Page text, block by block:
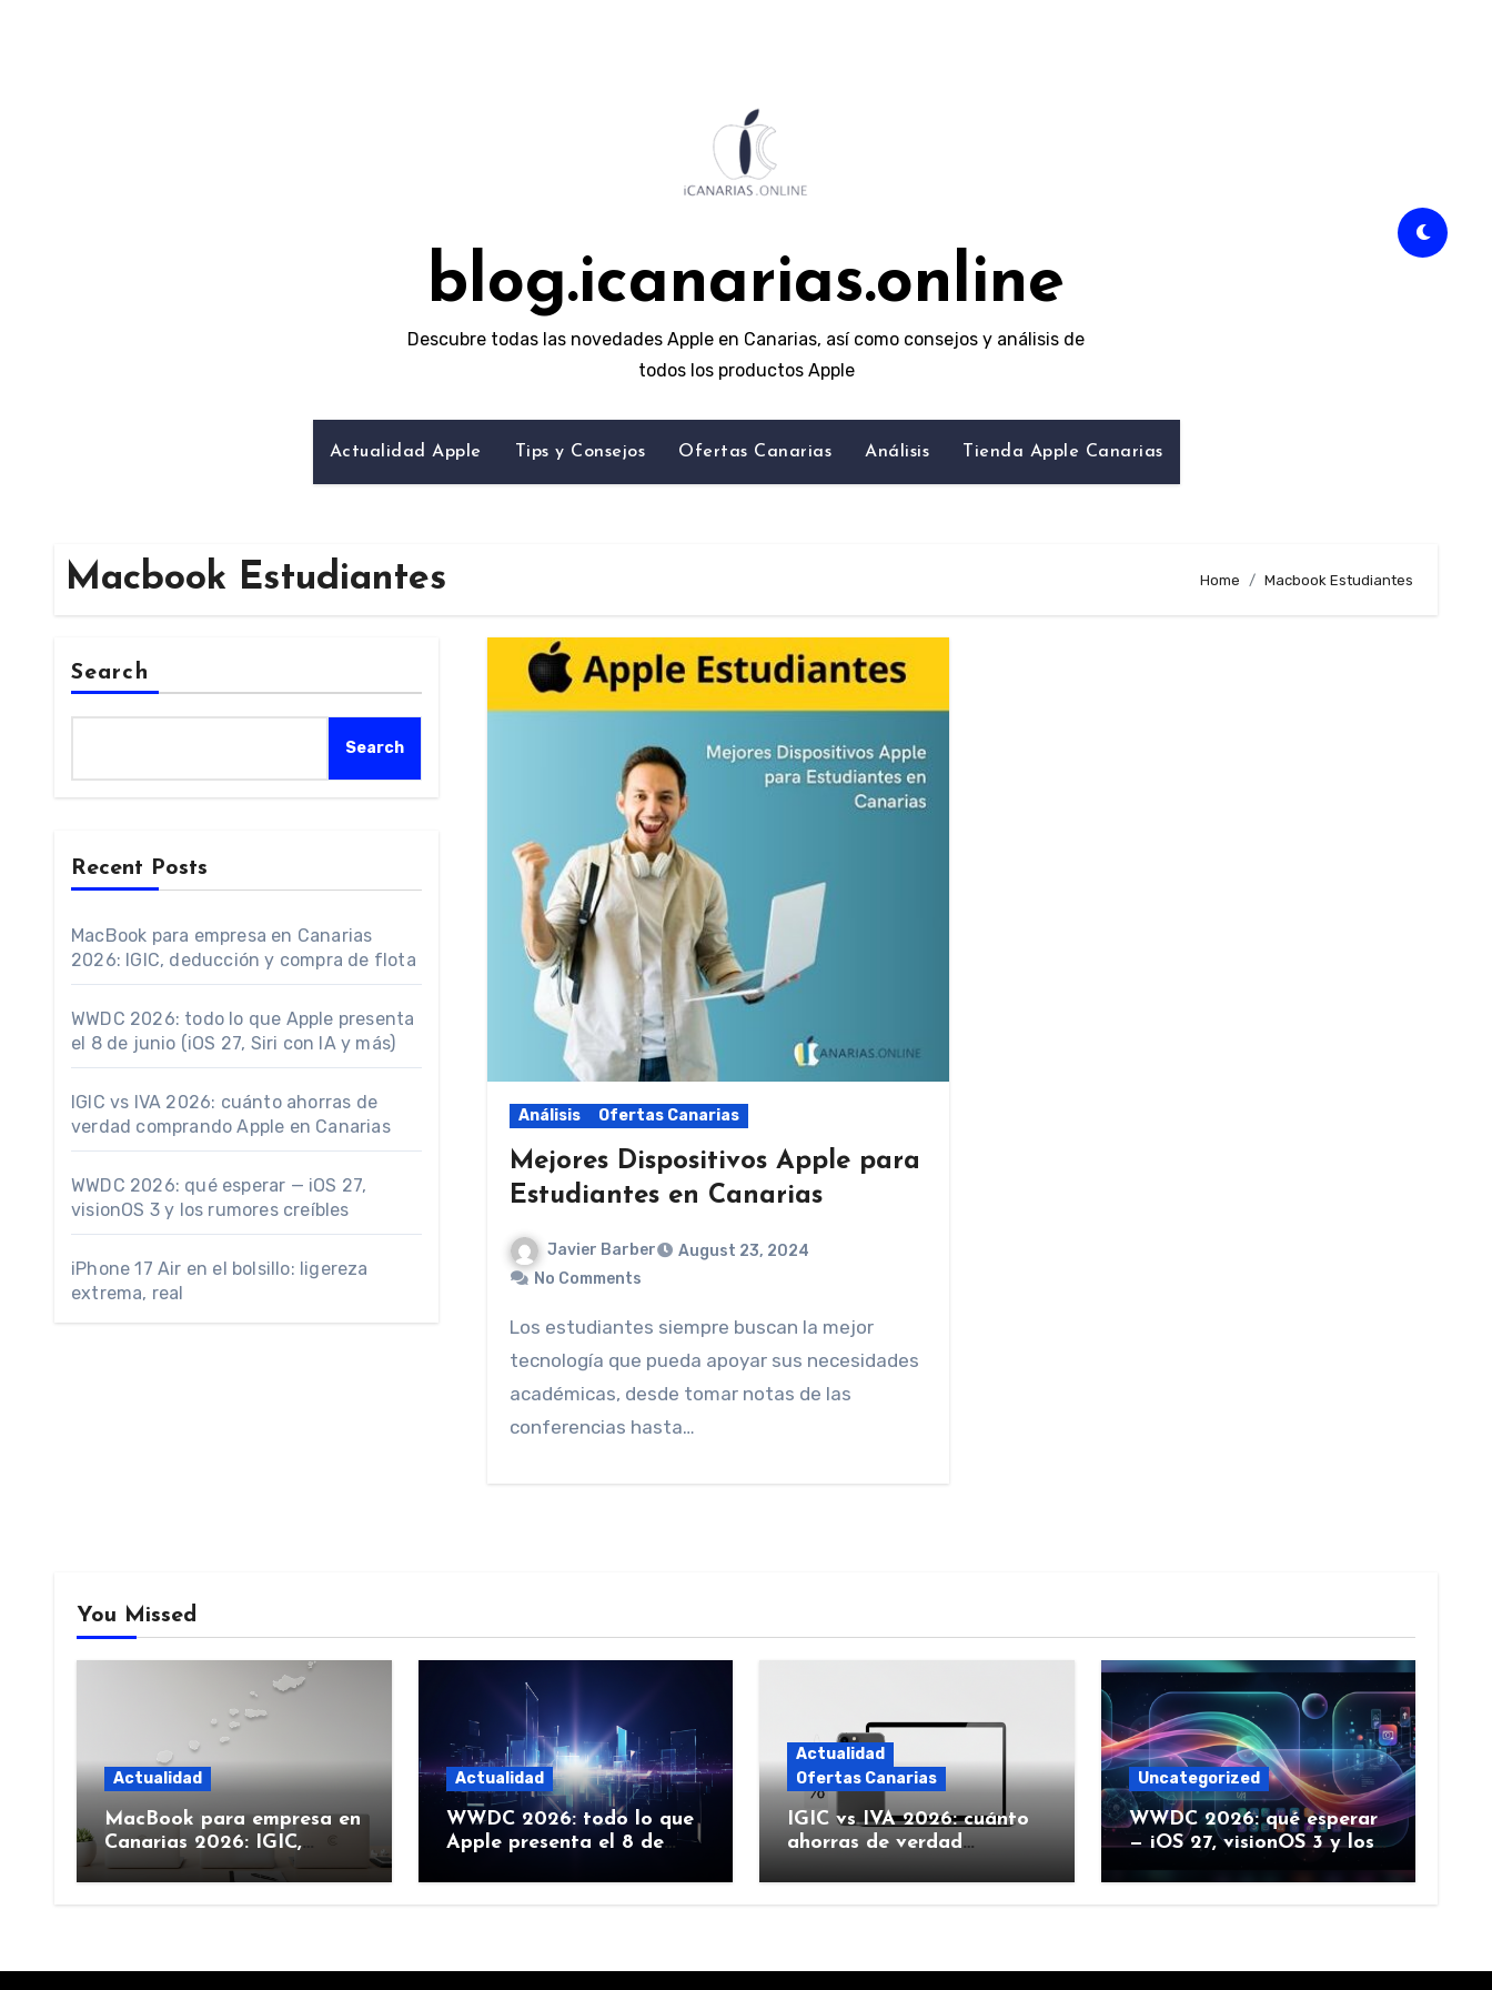
blog.icanarias.online
Descubre todas las novedades Apple en Canarias, así como consejos y análisis de
todos los productos Apple
Actualidad Apple Tips y Consejos Ofertas Canarias Análisis Tienda Apple Canarias
Macbook Estudiantes Home Macbook Estudiantes
Search
Search
Recent Posts
MacBook para empresa en Canarias
2026: IGIC, deducción y compra de flota
WWDC 2026: todo lo que Apple presenta
el 8 de junio (iOS 27, Siri con IA y más)
IGIC vs IVA 2026: cuánto ahorras de
verdad comprando Apple en Canarias
WWDC 2026: qué esperar — iOS 27,
visionOS 3 y los rumores creíbles
iPhone 17 Air en el bolsillo: ligereza
extrema, real
Análisis Ofertas Canarias
Mejores Dispositivos Apple para
Estudiantes en Canarias
Javier Barber
August 23, 2024
No Comments
Los estudiantes siempre buscan la mejor
tecnología que pueda apoyar sus necesidades
académicas, desde tomar notas de las
conferencias hasta…
You Missed
Actualidad
MacBook para empresa en
Canarias 2026: IGIC,
deducción y compra de
flota
Actualidad
WWDC 2026: todo lo que
Apple presenta el 8 de
más)
Actualidad
Ofertas Canarias
IGIC vs IVA 2026: cuánto
ahorras de verdad
Canarias
Uncategorized
WWDC 2026: qué esperar
— iOS 27, visionOS 3 y los
rumores creíbles